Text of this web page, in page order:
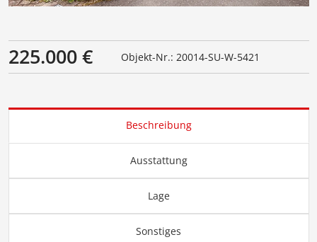
225.000 € Objekt-Nr.: 20014-SU-W-5421
Beschreibung
Ausstattung
Lage
Sonstiges